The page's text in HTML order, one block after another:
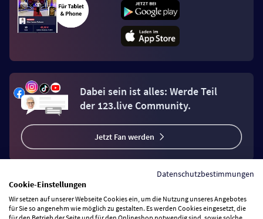
Dabei sein ist alles: Werde Teil
der 123.live Community.
Jetzt Fan werden
Vertrag widerrufen
Datenschutzbestimmungen
Cookie-Einstellungen
Wir setzen auf unserer Webseite Cookies ein, um die Nutzung unseres Angebotes
für Sie so angenehm wie möglich zu gestalten. Es werden Cookies eingesetzt, die